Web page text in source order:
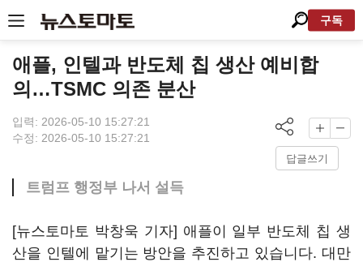
구독
애플, 인텔과 반도체 칩 생산 예비합
의…TSMC 의존 분산
입력: 2026-05-10 15:27:21
수정: 2026-05-10 15:27:21
답글쓰기
트럼프 행정부 나서 설득
[뉴스토마토 박창욱 기자] 애플이 일부 반도체 칩 생
산을 인텔에 맡기는 방안을 추진하고 있습니다. 대만